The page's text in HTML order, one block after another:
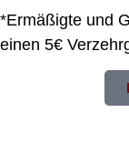
*Ermäßigte und
einen 5€